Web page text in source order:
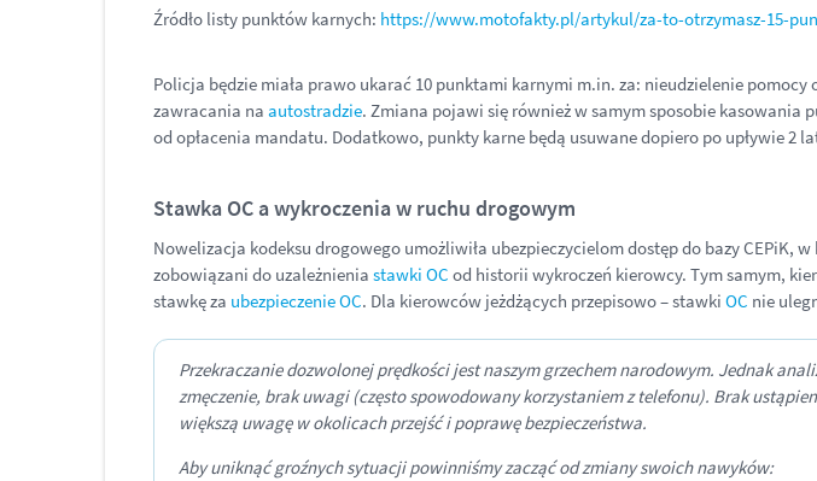
Źródło listy punktów karnych: https://www.motofakty.pl/artykul/za-to-otrzymasz-15-
Policja będzie miała prawo ukarać 10 punktami karnymi m.in. za: nieudzielenie
zawracania na autostradzie. Zmiana pojawi się również w samym sposobie
od opłacenia mandatu. Dodatkowo, punkty karne będą usuwane dopiero po upływie 2
Stawka OC a wykroczenia w ruchu drogowym
Nowelizacja kodeksu drogowego umożliwiła ubezpieczycielom dostęp do bazy CEPiK,
zobowiązani do uzależnienia stawki OC od historii wykroczeń kierowcy. Tym samym,
stawkę za ubezpieczenie OC. Dla kierowców jeżdżących przepisowo – stawki OC nie
Przekraczanie dozwolonej prędkości jest naszym grzechem narodowym. Jednak
zmęczenie, brak uwagi (często spowodowany korzystaniem z telefonu). Brak
większą uwagę w okolicach przejść i poprawę bezpieczeństwa.
Aby uniknąć groźnych sytuacji powinniśmy zacząć od zmiany swoich nawyków: